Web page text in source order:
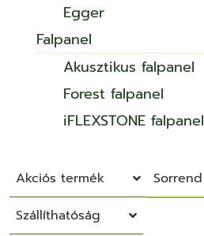
Egger
Falpanel
Akusztikus falpanel
Forest falpanel
iFLEXSTONE falpanel
Akciós termék
Sorrend
Szállíthatóság